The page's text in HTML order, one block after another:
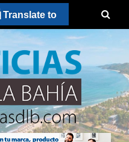
Translate to